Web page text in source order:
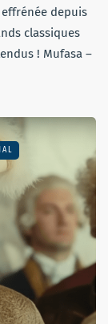
depuis
classiques
! Mufasa –